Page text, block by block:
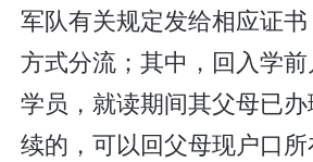
军队有关规定发给相应证
方式分流；其中，回入学
学员，就读期间其父母已
续的，可以回父母现户口所